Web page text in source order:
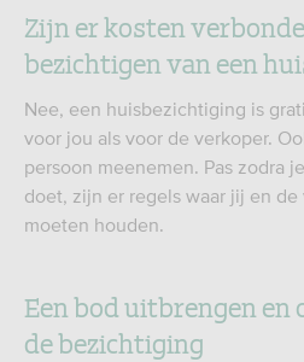
Zijn er kosten
bezichtigen van een
Nee, een huisbezichtiging is
voor jou als voor de verkoper.
persoon meenemen. Pas zodra
doet, zijn er regels waar jij en de
moeten houden.
Een bod uitbrengen en
de bezichtiging